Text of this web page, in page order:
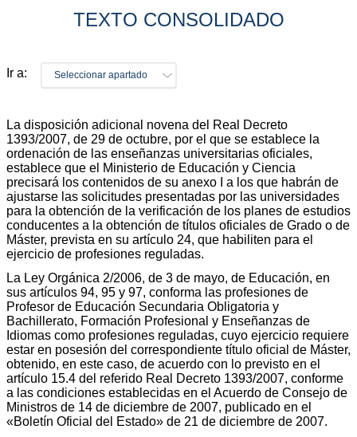
TEXTO CONSOLIDADO
Ir a: Seleccionar apartado
La disposición adicional novena del Real Decreto
1393/2007, de 29 de octubre, por el que se establece la
ordenación de las enseñanzas universitarias oficiales,
establece que el Ministerio de Educación y Ciencia
precisará los contenidos de su anexo I a los que habrán de
ajustarse las solicitudes presentadas por las universidades
para la obtención de la verificación de los planes de estudios
conducentes a la obtención de títulos oficiales de Grado o de
Máster, prevista en su artículo 24, que habiliten para el
ejercicio de profesiones reguladas.
La Ley Orgánica 2/2006, de 3 de mayo, de Educación, en
sus artículos 94, 95 y 97, conforma las profesiones de
Profesor de Educación Secundaria Obligatoria y
Bachillerato, Formación Profesional y Enseñanzas de
Idiomas como profesiones reguladas, cuyo ejercicio requiere
estar en posesión del correspondiente título oficial de Máster,
obtenido, en este caso, de acuerdo con lo previsto en el
artículo 15.4 del referido Real Decreto 1393/2007, conforme
a las condiciones establecidas en el Acuerdo de Consejo de
Ministros de 14 de diciembre de 2007, publicado en el
«Boletín Oficial del Estado» de 21 de diciembre de 2007.